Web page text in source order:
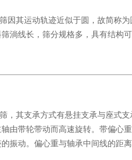
其运动轨迹近似于圆，故简称为
淌线长，筛分规格多，具有结构
其支承方式有悬挂支承与座式支
由带轮带动而高速旋转。带偏心
振动。偏心重与轴承中间线的距离